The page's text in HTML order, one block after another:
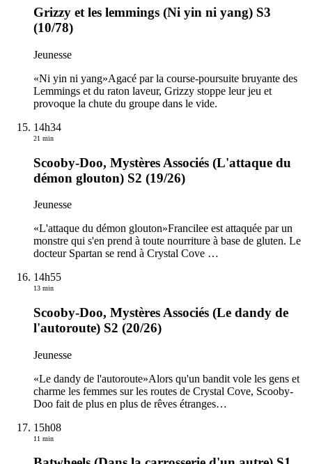
Grizzy et les lemmings (Ni yin ni yang) S3
(10/78)
Jeunesse
«Ni yin ni yang»Agacé par la course-poursuite bruyante des
Lemmings et du raton laveur, Grizzy stoppe leur jeu et
provoque la chute du groupe dans le vide.
14h34
21 min
Scooby-Doo, Mystères Associés (L'attaque du
démon glouton) S2 (19/26)
Jeunesse
«L'attaque du démon glouton»Francilee est attaquée par un
monstre qui s'en prend à toute nourriture à base de gluten. Le
docteur Spartan se rend à Crystal Cove …
14h55
13 min
Scooby-Doo, Mystères Associés (Le dandy de
l'autoroute) S2 (20/26)
Jeunesse
«Le dandy de l'autoroute»Alors qu'un bandit vole les gens et
charme les femmes sur les routes de Crystal Cove, Scooby-
Doo fait de plus en plus de rêves étranges…
15h08
11 min